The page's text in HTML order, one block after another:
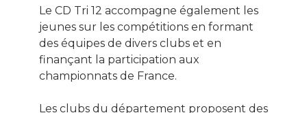
Le CD Tri 12 accompagne également les
jeunes sur les compétitions en formant
des équipes de divers clubs et en
finançant la participation aux
championnats de France.
Les clubs du département proposent des